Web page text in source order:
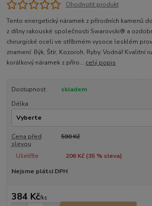
Ohodnotit produkt
Tento energetický náramek z přírodních kamenů
z dílny rakouské společnosti Swarovski® a
chirurgické oceli ve stříbrném vysoce lesklém
znamení: Býk, Štír, Kozoroh, Ryby, Vodnář Kvalitní
korálkový náramek z příro... celý popis
Dostupnost
skladem
Délka
Cena před
slevou
590 Kč
Ušetříte 206 Kč (35% sleva)
Nejsme plátci DPH
384 Kč/ks